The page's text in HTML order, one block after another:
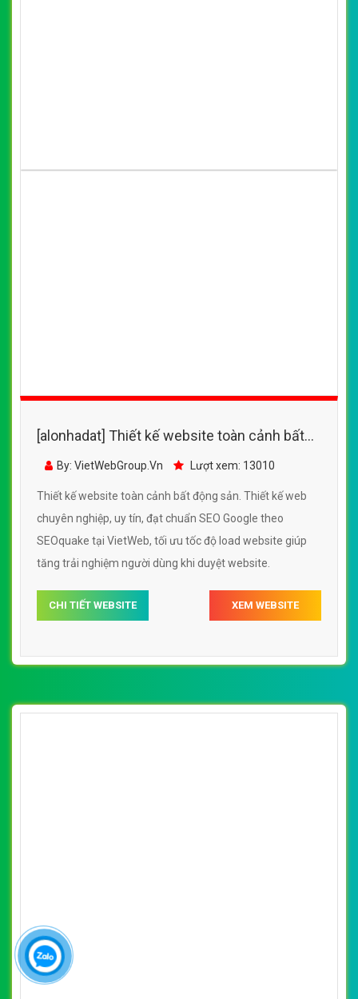
[alonhadat] Thiết kế website toàn cảnh bất
động sản đẹp SEO nhanh hiệu quả
By: VietWebGroup.Vn Lượt xem: 13010
Thiết kế website toàn cảnh bất động sản. Thiết kế web
chuyên nghiệp, uy tín, đạt chuẩn SEO Google theo
SEOquake tại VietWeb, tối ưu tốc độ load website giúp
tăng trải nghiệm người dùng khi duyệt website.
CHI TIẾT WEBSITE XEM WEBSITE